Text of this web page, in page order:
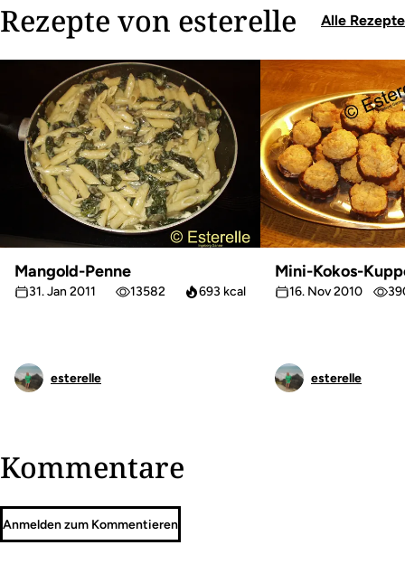
Rezepte von esterelle Alle Rezepte
Mangold-Penne
31. Jan 2011 13582 693 kcal
esterelle
Mini-Kokos-
16. Nov 2010
esterelle
Kommentare
Anmelden zum Kommentieren